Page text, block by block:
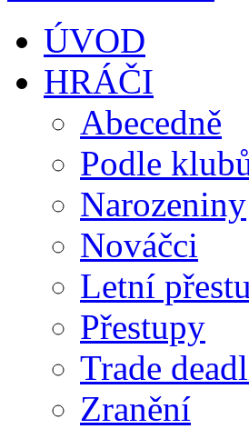
ÚVOD
HRÁČI
Abecedně
Podle
Narozeniny
Nováčci
Letní
Přestupy
Trade
Zranění